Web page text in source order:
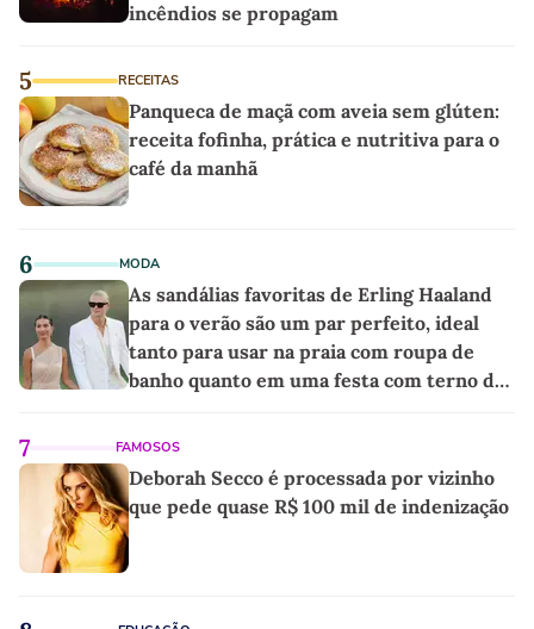
incêndios se propagam
5 RECEITAS
Panqueca de maçã com aveia sem glúten:
receita fofinha, prática e nutritiva para o
café da manhã
6 MODA
As sandálias favoritas de Erling Haaland
para o verão são um par perfeito, ideal
tanto para usar na praia com roupa de
banho quanto em uma festa com terno de
7 FAMOSOS
Deborah Secco é processada por vizinho
que pede quase R$ 100 mil de indenização